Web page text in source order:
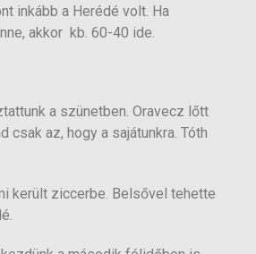
inkább a Herédé volt. Ha
akkor kb. 60-40 ide.
a szünetben. Oravecz lőtt
csak az, hogy a sajátunkra. Tóth
került ziccerbe. Belsővel tehette